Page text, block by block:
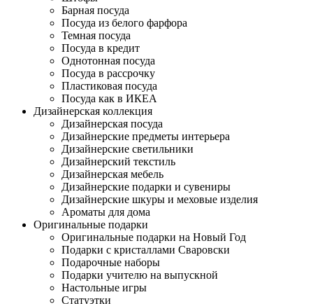
Барная посуда
Посуда из белого фарфора
Темная посуда
Посуда в кредит
Однотонная посуда
Посуда в рассрочку
Пластиковая посуда
Посуда как в ИКЕА
Дизайнерская коллекция
Дизайнерская посуда
Дизайнерские предметы интерьера
Дизайнерские светильники
Дизайнерский текстиль
Дизайнерская мебель
Дизайнерские подарки и сувениры
Дизайнерские шкуры и меховые изделия
Ароматы для дома
Оригинальные подарки
Оригинальные подарки на Новый Год
Подарки с кристаллами Сваровски
Подарочные наборы
Подарки учителю на выпускной
Настольные игры
Статуэтки